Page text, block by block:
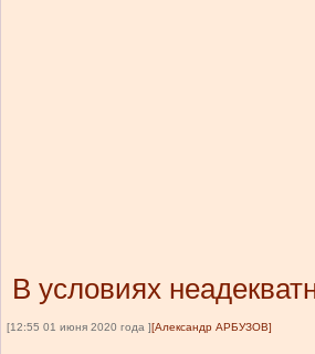
В условиях
[12:55 01 июня 2020 года ] [Александр АРБУЗОВ]